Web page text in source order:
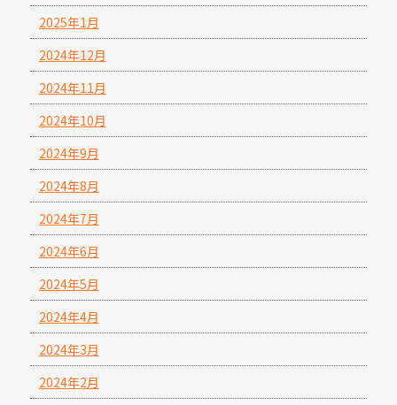
2025年1月
2024年12月
2024年11月
2024年10月
2024年9月
2024年8月
2024年7月
2024年6月
2024年5月
2024年4月
2024年3月
2024年2月